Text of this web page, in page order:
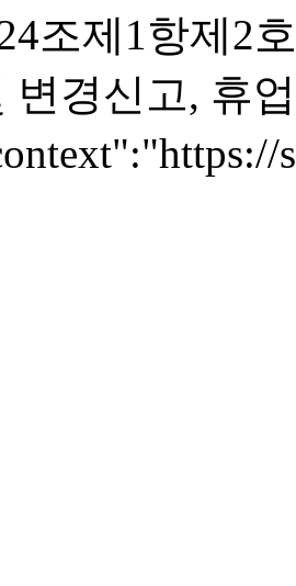
조제1항제2
변경신고, 휴